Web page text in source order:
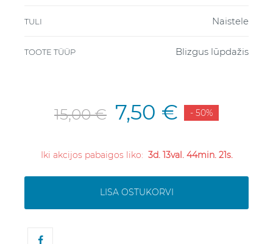
TULI Naistele
TOOTE TÜÜP Blizgus lūpdažis
15,00 € 7,50 € - 50%
Iki akcijos pabaigos liko: 3d. 13val. 44min. 20s.
LISA OSTUKORVI